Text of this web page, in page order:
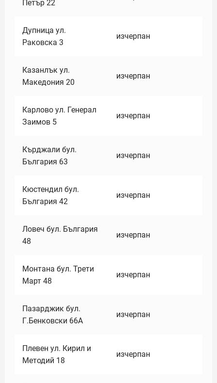
Петър 22
Дупница ул.
Раковска 3
изчерпан
Казанлък ул.
Македония 20
изчерпан
Карлово ул. Генерал
Заимов 5
изчерпан
Кърджали бул.
България 63
изчерпан
Кюстендил бул.
България 42
изчерпан
Ловеч бул. България
48
изчерпан
Монтана бул. Трети
Март 48
изчерпан
Пазарджик бул.
Г.Бенковски 66А
изчерпан
Плевен ул. Кирил и
Методий 18
изчерпан